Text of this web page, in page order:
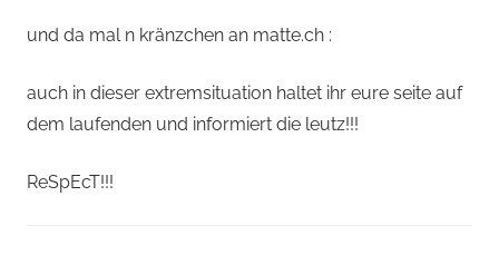
und da mal n kränzchen an matte.ch :
auch in dieser extremsituation haltet ihr eure seite auf
dem laufenden und informiert die leutz!!!
ReSpEcT!!!